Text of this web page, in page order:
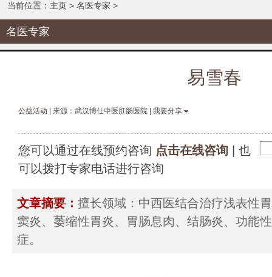
当前位置： 主页 > 名医专家 >
名医专家
易雪春
公益活动 | 来源：武汉博仕中医肛肠医院 | 我要分享
您可以通过在线预约咨询 点击在线咨询 | 也
可以拨打专家电话进行咨询
文章摘要： 擅长领域：中西医结合治疗浅表性
窦炎、萎缩性胃炎、胃肠息肉、结肠炎、功能
症。